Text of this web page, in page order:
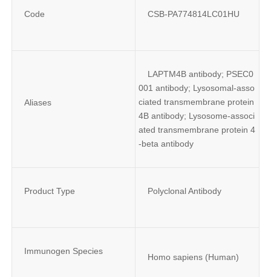
Code CSB-PA774814LC01HU
Aliases
LAPTM4B antibody; PSEC0
001 antibody; Lysosomal-asso
ciated transmembrane protein
4B antibody; Lysosome-associ
ated transmembrane protein 4
-beta antibody
Product Type Polyclonal Antibody
Immunogen Species
Homo sapiens (Human)